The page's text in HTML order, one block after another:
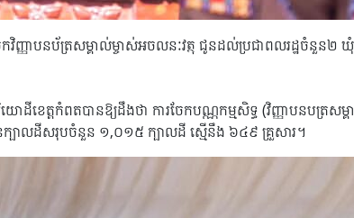
ញ្ញាបនប័ត្រសម្គាល់ម្ចាស់អចលនៈវត្ថុ ជូនដល់ប្រជាពលរដ្ឋចំនួន២
តកំពតបានឱ្យដឹងថា ការចែកបណ្ណកម្មសិទ្ធ (វិញ្ញាបនបត្រសម្គ
ាលដីសរុបចំនួន ១,០១៥ ក្បាលដី ស្មើនឹង ៦៤៩ គ្រួសារ។